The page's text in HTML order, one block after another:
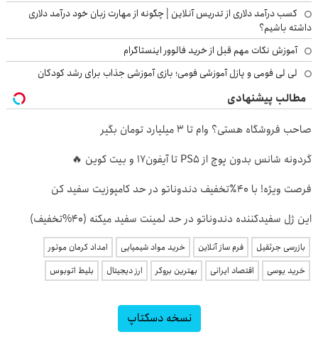
کسب درآمد دلاری از تدریس آنلاین | چگونه از مهارت زبان خود درآمد دلاری
داشته باشیم؟
آموزش نکات مهم قبل از خرید فالوور اینستاگرام
لی لی فومی و پازل آموزشی فومی؛ بازی آموزشی جذاب برای رشد کودکان
مطالب پیشنهادی
صاحب فروشگاه هستی؟ وام تا ۳ میلیارد تومان بگیر
گردونه شانس بدون پوچ از PS5 تا آیفون17 و بیت کوین 🔥
فرصت ویژه! با 40٪تخفیف دندوناتو در حد کامپوزیت سفید کن
این ژل سفیدکننده دندوناتو در حد لمینت سفید میکنه (40%تخفیف)
بازرسی جرثقیل فرم ساز آنلاین خرید مواد شیمیایی
امداد کرمان موتور
خرید یوسی
اقتصاد ایرانی بهترین بروکر ارز دیجیتال بلیط اتوبوس
نسخه دسکتاپ